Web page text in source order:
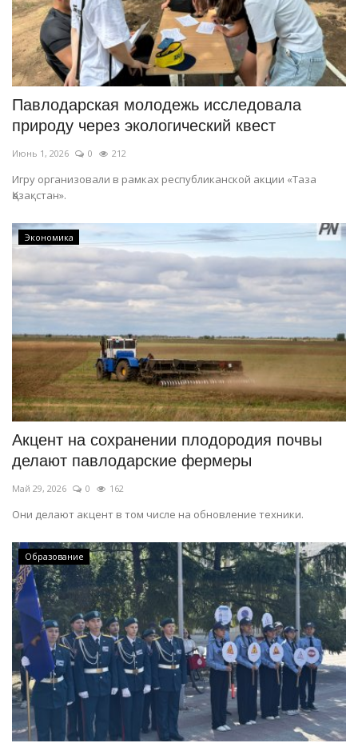
Павлодарская молодежь исследовала
природу через экологический квест
Июнь 1, 2026 0 212
Игру организовали в рамках республиканской акции «Таза
Қазақстан».
Экономика
Акцент на сохранении плодородия почвы
делают павлодарские фермеры
Май 29, 2026 0 162
Они делают акцент в том числе на обновление техники.
Образование